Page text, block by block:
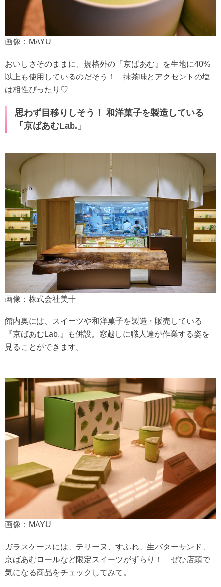
画像：MAYU
おいしさそのままに、規格外の『京ばあむ』を生地に40%
以上も使用しているのだそう！ 抹茶味とアクセントの塩
は相性ぴったり♡
思わず目移りしそう！ 和洋菓子を製造している
「京ばあむLab.」
画像：株式会社美十
館内奥には、スイーツや和洋菓子を製造・販売している
『京ばあむLab.』も併設。窓越しに職人達が作業する姿を
見ることができます。
画像：MAYU
ガラスケースには、テリーヌ、すふれ、生バターサンド、
京ばあむロールなど限定スイーツがずらり！ ぜひ店頭で
気になる商品をチェックしてみて。